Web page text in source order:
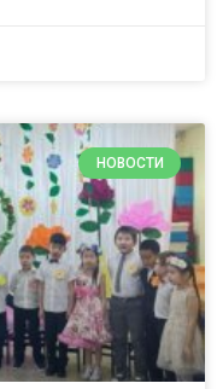
НОВОСТИ